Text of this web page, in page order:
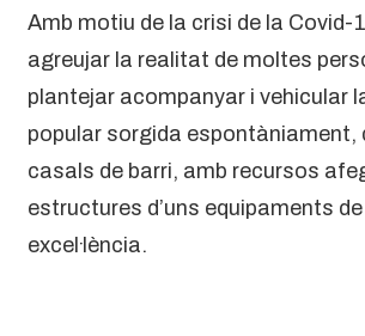
Amb motiu de la crisi de la Covid-
agreujar la realitat de moltes
plantejar acompanyar i vehicular
popular sorgida espontàniament,
casals de barri, amb recursos
estructures d’uns equipaments
excel·lència.